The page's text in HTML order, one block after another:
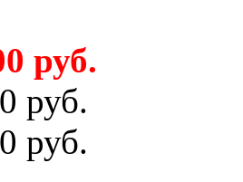
руб.
руб.
руб.